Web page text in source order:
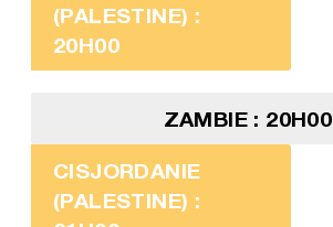
(PALESTINE) :
20H00
ZAMBIE : 20H00
CISJORDANIE
(PALESTINE) :